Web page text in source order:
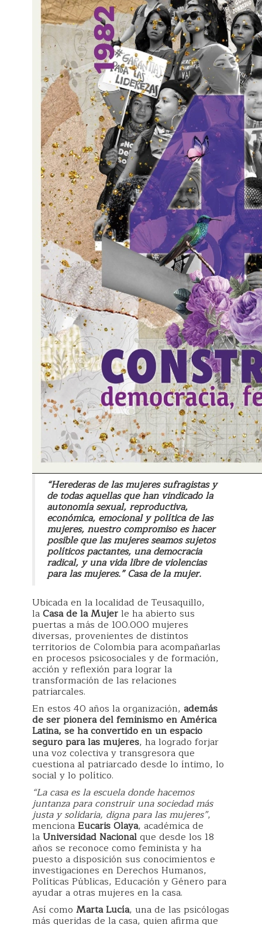
“Herederas de las mujeres sufragistas y
de todas aquellas que han vindicado la
autonomía sexual, reproductiva,
económica, emocional y política de las
mujeres, nuestro compromiso es hacer
posible que las mujeres seamos sujetos
políticos pactantes, una democracia
radical, y una vida libre de violencias
para las mujeres.” Casa de la mujer.
Ubicada en la localidad de Teusaquillo,
laCasa de la Mujerle ha abierto sus
puertas a más de 100.000 mujeres
diversas, provenientes de distintos
territorios de Colombia para acompañarlas
en procesos psicosociales y de formación,
acción y reflexión para lograr la
transformación de las relaciones
patriarcales.
En estos 40 años la organización, además
de ser pionera del feminismo en América
Latina, se ha convertido en un espacio
seguro para las mujeres, ha logrado forjar
una voz colectiva y transgresora que
cuestiona al patriarcado desde lo íntimo, lo
social y lo político.
“La casa es la escuela donde hacemos
juntanza para construir una sociedad más
justa y solidaria, digna para las mujeres”,
mencionaEucaris Olaya, académica de
laUniversidad Nacionalque desde los 18
años se reconoce como feminista y ha
puesto a disposición sus conocimientos e
investigaciones en Derechos Humanos,
Políticas Públicas, Educación y Género para
ayudar a otras mujeres en la casa.
Así como Marta Lucía, una de las psicólogas
más queridas de la casa, quien afirma que